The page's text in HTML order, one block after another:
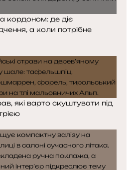
кордоном: де діє
а коли потрібне
які варто скуштувати під